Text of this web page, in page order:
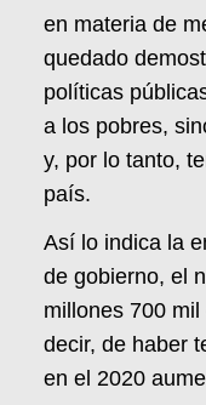
en materia de
quedado
políticas
a los pobres,
y, por lo tanto,
país.
Así lo indica la
de gobierno, el
millones 700
decir, de haber
en el 2020